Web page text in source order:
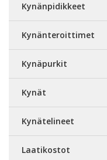
Kynänpidikkeet
Kynänteroittimet
Kynäpurkit
Kynät
Kynätelineet
Laatikostot